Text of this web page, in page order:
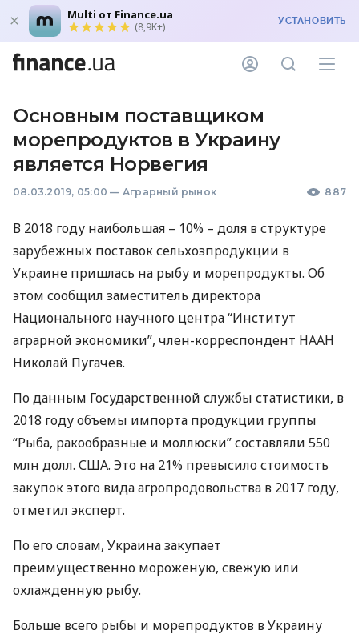
Multi от Finance.ua
(8,9K+) УСТАНОВИТЬ
Основным поставщиком
морепродуктов в Украину
является Норвегия
08.03.2019, 05:00 — Аграрный рынок 887
В 2018 году наибольшая – 10% – доля в структуре
зарубежных поставок сельхозпродукции в
Украине пришлась на рыбу и морепродукты. Об
этом сообщил заместитель директора
Национального научного центра “Институт
аграрной экономики”, член-корреспондент НААН
Николай Пугачев.
По данным Государственной службы статистики, в
2018 году объемы импорта продукции группы
“Рыба, ракообразные и моллюски” составляли 550
млн долл. США. Это на 21% превысило стоимость
закупок этого вида агропродовольства в 2017 году,
отметил эксперт.
По его словам, Украина закупает
преимущественно мороженую, свежую или
охлажденную рыбу.
Больше всего рыбы и морепродуктов в Украину